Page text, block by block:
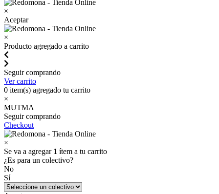
×
Aceptar
×
Producto agregado a carrito
Seguir comprando
Ver carrito
0 item(s) agregado tu carrito
×
MUTMA
Seguir comprando
Checkout
×
Se va a agregar 1 ítem a tu carrito
¿Es para un colectivo?
No
Sí